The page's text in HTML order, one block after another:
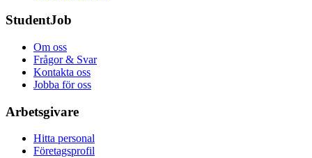
StudentJob
Om oss
Frågor & Svar
Kontakta oss
Jobba för oss
Arbetsgivare
Hitta personal
Företagsprofil